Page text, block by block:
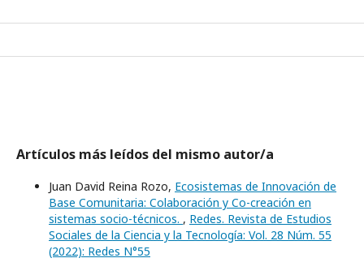
Artículos más leídos del mismo autor/a
Juan David Reina Rozo, Ecosistemas de Innovación de
Base Comunitaria: Colaboración y Co-creación en
sistemas socio-técnicos. , Redes. Revista de Estudios
Sociales de la Ciencia y la Tecnología: Vol. 28 Núm. 55
(2022): Redes N°55